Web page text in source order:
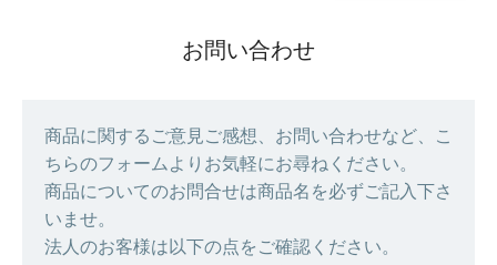
お問い合わせ
商品に関するご意見ご感想、お問い合わせなど、こ
ちらのフォームよりお気軽にお尋ねください。
商品についてのお問合せは商品名を必ずご記入下さ
いませ。
法人のお客様は以下の点をご確認ください。